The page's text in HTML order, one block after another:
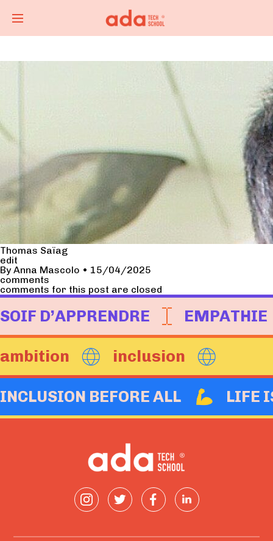
Thomas Saïag
edit
ByAnna Mascolo • 15/04/2025
comments
comments for this post are closed
SOIF D’APPRENDRE EMPATHIE
ambition inclusion
INCLUSION BEFORE ALL LIFE